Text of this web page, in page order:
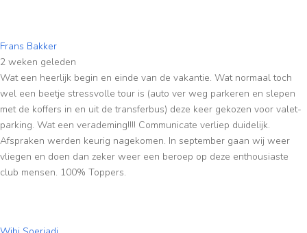
Frans Bakker
2 weken geleden
Wat een heerlijk begin en einde van de vakantie. Wat normaal toch
wel een beetje stressvolle tour is (auto ver weg parkeren en slepen
met de koffers in en uit de transferbus) deze keer gekozen voor valet-
parking. Wat een verademing!!!! Communicate verliep duidelijk.
Afspraken werden keurig nagekomen. In september gaan wij weer
vliegen en doen dan zeker weer een beroep op deze enthousiaste
club mensen. 100% Toppers.